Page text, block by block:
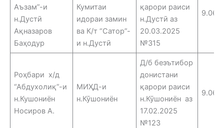
Аъзам”-и
н.Дустӣ
Ақназаров
Баҳодур
Кумитаи
идораи замин
ва К/т “Сатор”-
и н.Дустӣ
қарори раиси
н.Дустӣ аз
20.03.2025
№315
Роҳбари х/д
“Абдухолиқ”-и
н.Кушониён
Носиров А.
МИҲД-и
н.Кӯшониён
Д/б беэътибор
донистани
қарори раиси
н.Кӯшониён аз
17.02.2025
№123